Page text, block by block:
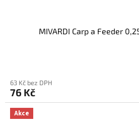
MIVARDI Carp a Feeder
63 Kč bez DPH
76 Kč
Akce